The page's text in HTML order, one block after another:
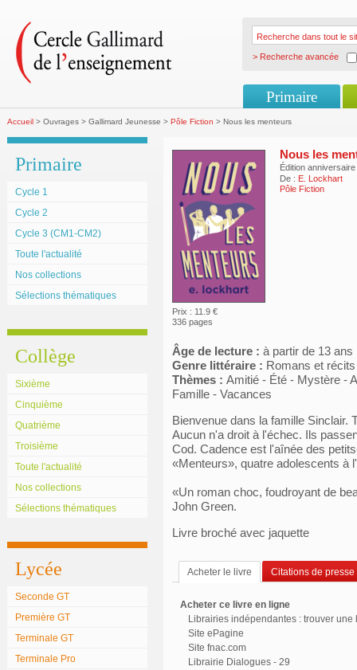
> Recherche avancée
Primaire
Accueil > Ouvrages > Gallimard Jeunesse > Pôle Fiction > Nous les menteurs
Primaire
Cycle 1
Cycle 2
Cycle 3 (CM1-CM2)
Toute l'actualité
Nos collections
Sélections thématiques
Collège
Sixième
Cinquième
Quatrième
Troisième
Toute l'actualité
Nos collections
Sélections thématiques
Lycée
Seconde GT
Première GT
Terminale GT
Terminale Pro
Prix : 11.9 €
336 pages
Nous les
Édition anniversaire
De : E. Lockhart
Pôle Fiction
Âge de lecture : à partir de 13 ans
Genre littéraire : Romans et
Thèmes : Amitié - Été - Mystère -
Famille - Vacances
Bienvenue dans la famille Sinclair.
Aucun n'a droit à l'échec. Ils
Cod. Cadence est l'aînée des
«Menteurs», quatre adolescents à
«Un roman choc, foudroyant de
John Green.
Livre broché avec jaquette
Acheter le livre Citations de presse
Acheter ce livre en ligne
Librairies indépendantes : trouver une
Site ePagine
Site fnac.com
Librairie Dialogues - 29